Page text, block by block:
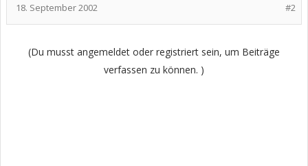
#2
18. September 2002
(Du musst angemeldet oder registriert sein, um Beiträge
verfassen zu können. )